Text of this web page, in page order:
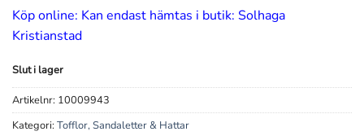
Köp online: Kan endast hämtas i butik: Solhaga
Kristianstad
Slut i lager
Artikelnr: 10009943
Kategori: Tofflor, Sandaletter & Hattar